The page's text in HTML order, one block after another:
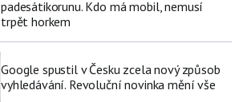
padesátikorunu. Kdo má mobil, nemusí
trpět horkem
Google spustil v Česku zcela nový způsob
vyhledávání. Revoluční novinka mění vše